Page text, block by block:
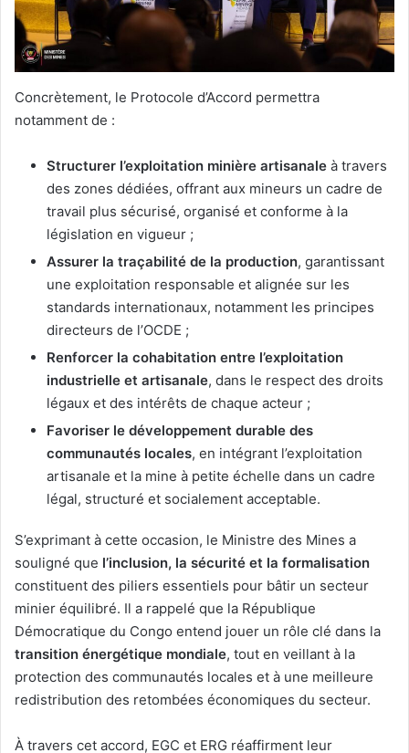
Concrètement, le Protocole d’Accord permettra
notamment de :
Structurer l’exploitation minière artisanale à travers
des zones dédiées, offrant aux mineurs un cadre de
travail plus sécurisé, organisé et conforme à la
législation en vigueur ;
Assurer la traçabilité de la production, garantissant
une exploitation responsable et alignée sur les
standards internationaux, notamment les principes
directeurs de l’OCDE ;
Renforcer la cohabitation entre l’exploitation
industrielle et artisanale, dans le respect des droits
légaux et des intérêts de chaque acteur ;
Favoriser le développement durable des
communautés locales, en intégrant l’exploitation
artisanale et la mine à petite échelle dans un cadre
légal, structuré et socialement acceptable.
S’exprimant à cette occasion, le Ministre des Mines a
souligné que l’inclusion, la sécurité et la formalisation
constituent des piliers essentiels pour bâtir un secteur
minier équilibré. Il a rappelé que la République
Démocratique du Congo entend jouer un rôle clé dans la
transition énergétique mondiale, tout en veillant à la
protection des communautés locales et à une meilleure
redistribution des retombées économiques du secteur.
À travers cet accord, EGC et ERG réaffirment leur